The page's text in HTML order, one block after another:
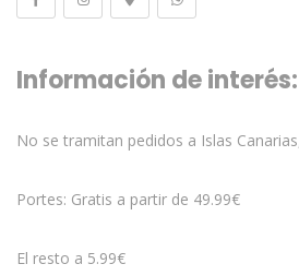
Información de interés:
No se tramitan pedidos a Islas
Portes: Gratis a partir de 49.99€
El resto a 5.99€